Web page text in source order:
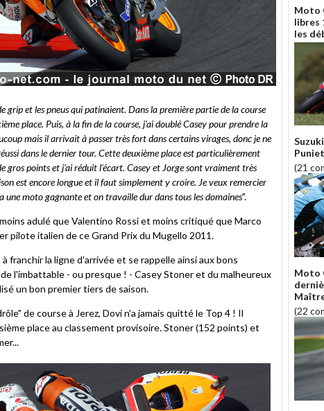
grip et les pneus qui patinaient. Dans la première partie de la course
place. Puis, à la fin de la course, j'ai doublé Casey pour prendre la
mais il arrivait à passer très fort dans certains virages, donc je ne
dans le dernier tour. Cette deuxième place est particulièrement
gros points et j'ai réduit l'écart. Casey et Jorge sont vraiment très
est encore longue et il faut simplement y croire. Je veux remercier
une moto gagnante et on travaille dur dans tous les domaines".
adulé que Valentino Rossi et moins critiqué que Marco
pilote italien de ce Grand Prix du Mugello 2011.
franchir la ligne d'arrivée et se rappelle ainsi aux bons
l'imbattable - ou presque ! - Casey Stoner et du malheureux
un bon premier tiers de saison.
de course à Jerez, Dovi n'a jamais quitté le Top 4 ! Il
place au classement provisoire. Stoner (152 points) et
Moto
libres
les
(21
Moto
(22